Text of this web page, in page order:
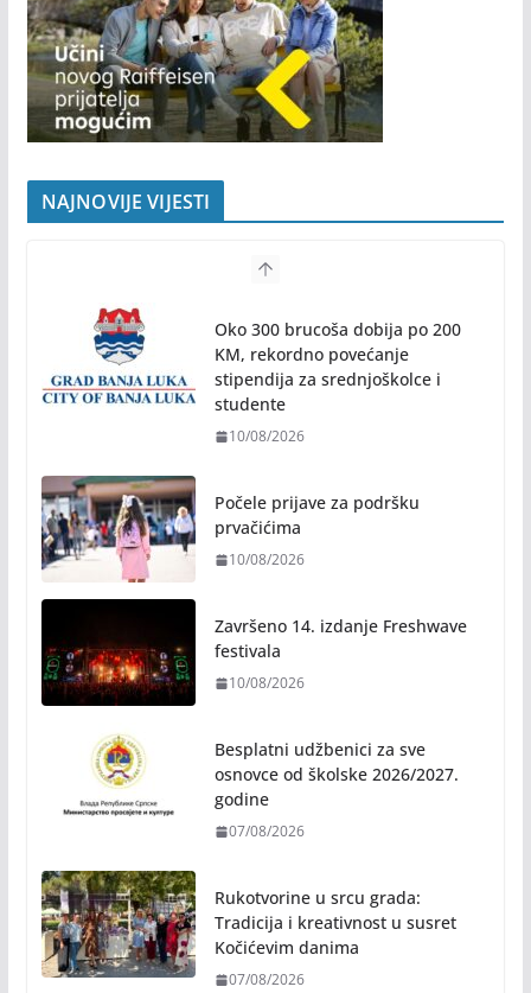
NAJNOVIJE VIJESTI
Oko 300 brucoša dobija po 200
KM, rekordno povećanje
stipendija za srednjoškolce i
studente
10/08/2026
Počele prijave za podršku
prvačićima
10/08/2026
Završeno 14. izdanje Freshwave
festivala
10/08/2026
Besplatni udžbenici za sve
osnovce od školske 2026/2027.
godine
07/08/2026
Rukotvorine u srcu grada:
Tradicija i kreativnost u susret
Kočićevim danima
07/08/2026